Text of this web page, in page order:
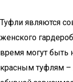
Туфли являются
женского
время могут
красным туфлям –